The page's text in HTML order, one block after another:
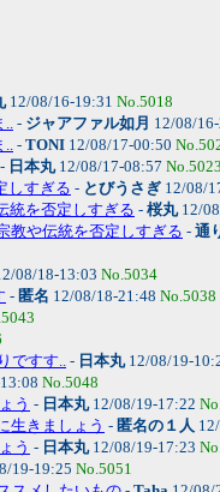
12/08/16-19:31 No.5018
.. - ジャアファル如月 12/08/
.. - TONI 12/08/17-00:50
- 日本丸12/08/17-08:57 No.5023
しすぎる - とびうさぎ 12/08/
統を否定しすぎる - 桜丸12/
教や伝統を否定しすぎる - 通
08/18-13:03 No.5034
- 匿名 12/08/18-21:48 No.5038
ですす..- 日本丸12/08/19-
No.5048
う - 日本丸12/08/19-17:22
生きましょう - 匿名の１人
う - 日本丸12/08/19-17:23
19-19:25 No.5051